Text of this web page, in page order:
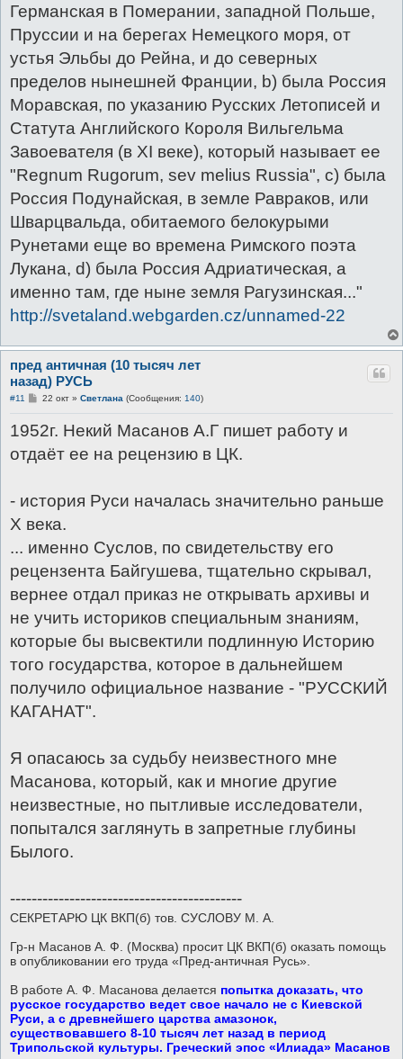
Германская в Померании, западной Польше,
Пруссии и на берегах Немецкого моря, от
устья Эльбы до Рейна, и до северных
пределов нынешней Франции, b) была Россия
Моравская, по указанию Русских Летописей и
Статута Английского Короля Вильгельма
Завоевателя (в XI веке), который называет ее
"Regnum Rugorum, sev melius Russia", с) была
Россия Подунайская, в земле Равраков, или
Шварцвальда, обитаемого белокурыми
Рунетами еще во времена Римского поэта
Лукана, d) была Россия Адриатическая, а
именно там, где ныне земля Рагузинская..."
http://svetaland.webgarden.cz/unnamed-22
пред античная (10 тысяч лет
назад) РУСЬ
#11
С
б
е
н
22 окт» Светлана (Сообщения: 140)
1952г. Некий Масанов А.Г пишет работу и
отдаёт ее на рецензию в ЦК.
- история Руси началась значительно раньше
Х века.
... именно Суслов, по свидетельству его
рецензента Байгушева, тщательно скрывал,
вернее отдал приказ не открывать архивы и
не учить историков специальным знаниям,
которые бы высвектили подлинную Историю
того государства, которое в дальнейшем
получило официальное название - "РУССКИЙ
КАГАНАТ".
Я опасаюсь за судьбу неизвестного мне
Масанова, который, как и многие другие
неизвестные, но пытливые исследователи,
попытался заглянуть в запретные глубины
Былого.
-------------------------------------------
СЕКРЕТАРЮ ЦК ВКП(б) тов. СУСЛОВУ М. А.
Гр-н Масанов А. Ф. (Москва) просит ЦК ВКП(б) оказать помощь
в опубликовании его труда «Пред-античная Русь».
В работе А. Ф. Масанова делается попытка доказать, что
русское государство ведет свое начало не с Киевской
Руси, а с древнейшего царства амазонок,
существовавшего 8-10 тысяч лет назад в период
Трипольской культуры. Греческий эпос «Илиада» Масанов